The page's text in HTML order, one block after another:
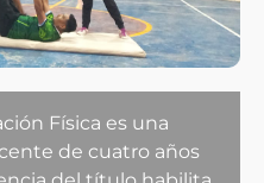
Física es una
de cuatro años